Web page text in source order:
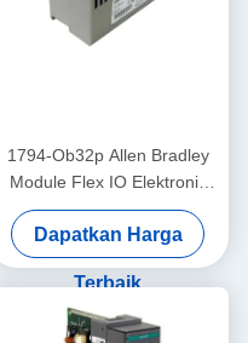
1794-Ob32p Allen Bradley
Module Flex IO Elektronik
Dilindungi Modul Diskrit
Output
Dapatkan Harga
Terbaik